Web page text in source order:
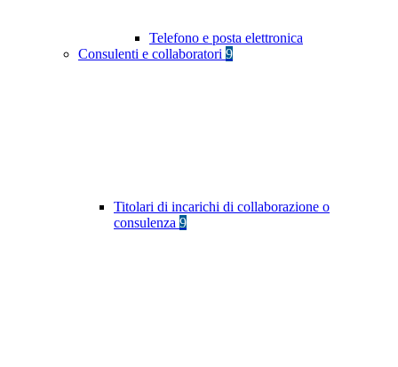
Telefono e posta elettronica
Consulenti e collaboratori 9
Titolari di incarichi di collaborazione o
consulenza 9